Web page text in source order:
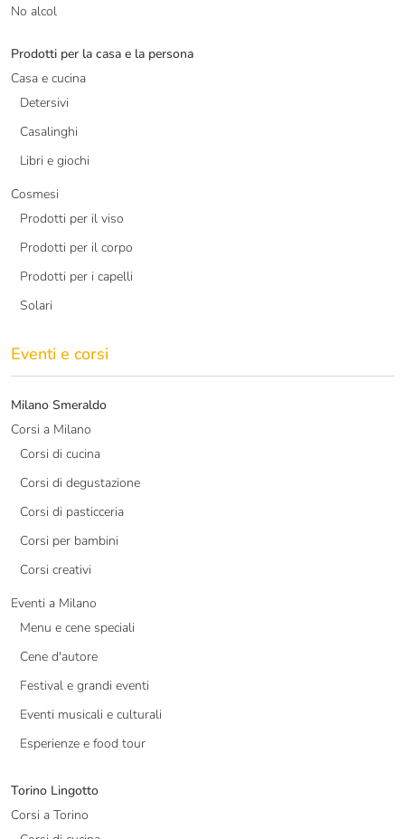
No alcol
Prodotti per la casa e la persona
Casa e cucina
Detersivi
Casalinghi
Libri e giochi
Cosmesi
Prodotti per il viso
Prodotti per il corpo
Prodotti per i capelli
Solari
Eventi e corsi
Milano Smeraldo
Corsi a Milano
Corsi di cucina
Corsi di degustazione
Corsi di pasticceria
Corsi per bambini
Corsi creativi
Eventi a Milano
Menu e cene speciali
Cene d'autore
Festival e grandi eventi
Eventi musicali e culturali
Esperienze e food tour
Torino Lingotto
Corsi a Torino